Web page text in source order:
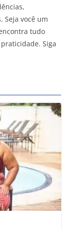
Seja você um
tudo
Siga